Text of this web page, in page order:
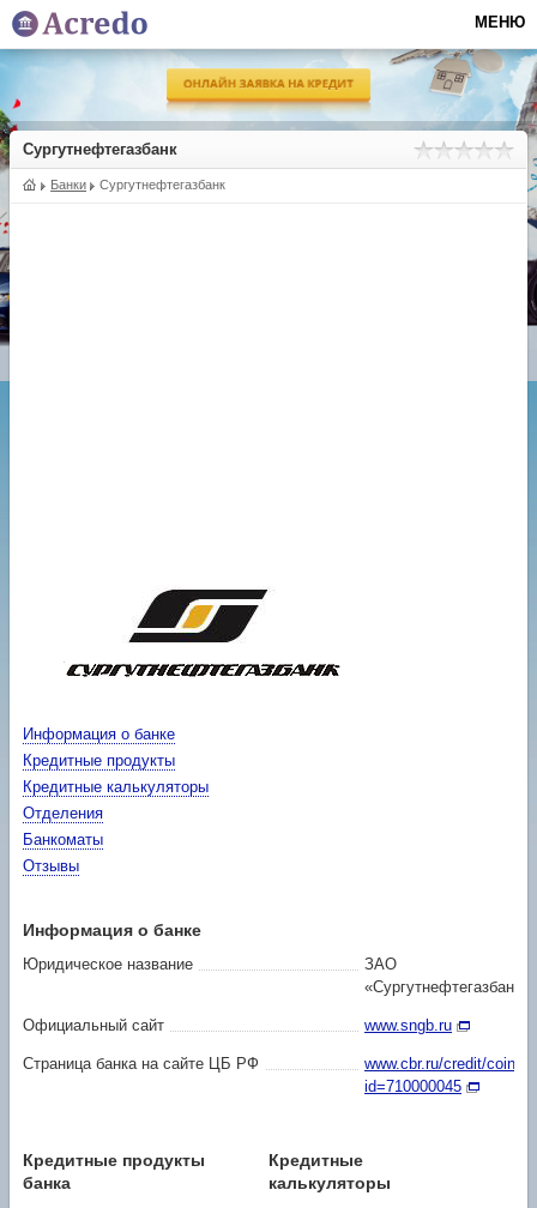
Сургутнефтегазбанк
Банки Сургутнефтегазбанк
Информация о банке
Кредитные продукты
Кредитные калькуляторы
Отделения
Банкоматы
Отзывы
Информация о банке
Юридическое название
ЗАО
«Сургутнефтегазбанк»
Официальный сайт www.sngb.ru
Страница банка на сайте ЦБ РФ
www.cbr.ru/credit/
id=710000045
Кредитные
калькуляторы
Кредитные продукты
банка
МЕНЮ